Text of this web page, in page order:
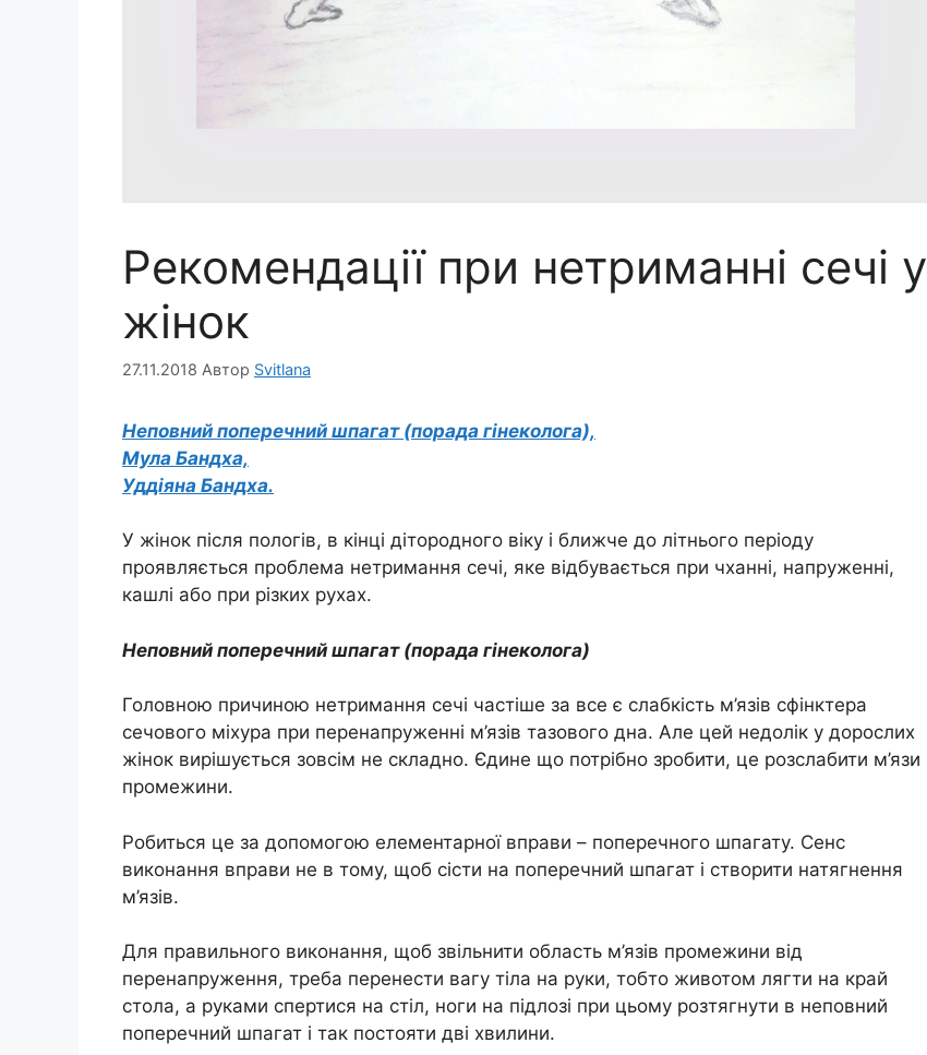
Рекомендації при нетриманні сечі у
жінок
27.11.2018 Автор Svitlana
Неповний поперечний шпагат (порада гінеколога),
Мула Бандха,
Уддіяна Бандха.
У жінок після пологів, в кінці дітородного віку і ближче до літнього періоду
проявляється проблема нетримання сечі, яке відбувається при чханні, напруженні,
кашлі або при різких рухах.
Неповний поперечний шпагат (порада гінеколога)
Головною причиною нетримання сечі частіше за все є слабкість м’язів сфінктера
сечового міхура при перенапруженні м’язів тазового дна. Але цей недолік у дорослих
жінок вирішується зовсім не складно. Єдине що потрібно зробити, це розслабити м’язи
промежини.
Робиться це за допомогою елементарної вправи – поперечного шпагату. Сенс
виконання вправи не в тому, щоб сісти на поперечний шпагат і створити натягнення
м’язів.
Для правильного виконання, щоб звільнити область м’язів промежини від
перенапруження, треба перенести вагу тіла на руки, тобто животом лягти на край
стола, а руками спертися на стіл, ноги на підлозі при цьому розтягнути в неповний
поперечний шпагат і так постояти дві хвилини.